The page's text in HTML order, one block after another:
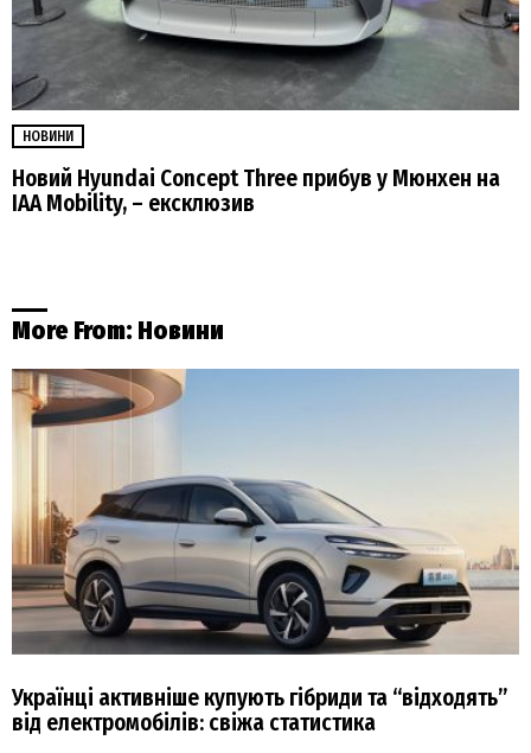
НОВИНИ
Новий Hyundai Concept Three прибув у Мюнхен на
IAA Mobility, – ексклюзив
More From: Новини
Українці активніше купують гібриди та “відходять”
від електромобілів: свіжа статистика